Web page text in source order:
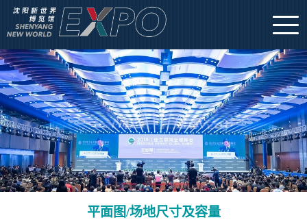
平面图/场地尺寸及容量